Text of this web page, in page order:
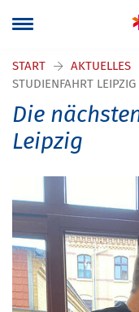
START AKTUELLES
STUDIENFAHRT
Die
Leipzig